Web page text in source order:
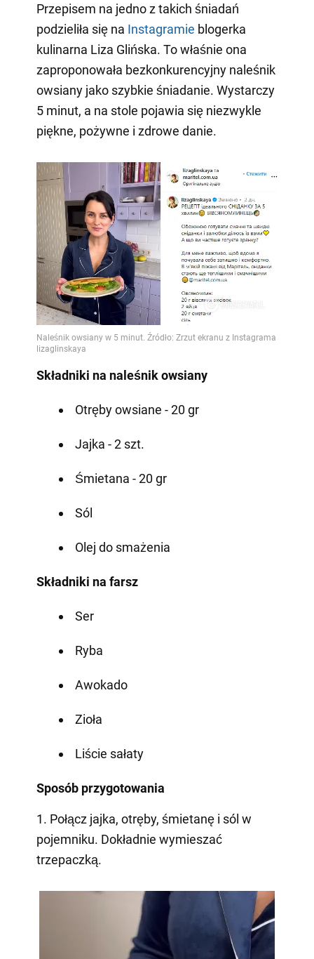
Przepisem na jedno z takich śniadań
podzieliła się na Instagramie blogerka
kulinarna Liza Glińska. To właśnie ona
zaproponowała bezkonkurencyjny naleśnik
owsiany jako szybkie śniadanie. Wystarczy
5 minut, a na stole pojawia się niezwykle
piękne, pożywne i zdrowe danie.
Składniki na naleśnik owsiany
Otręby owsiane - 20 gr
Jajka - 2 szt.
Śmietana - 20 gr
Sól
Olej do smażenia
Składniki na farsz
Ser
Ryba
Awokado
Zioła
Liście sałaty
Sposób przygotowania
1. Połącz jajka, otręby, śmietanę i sól w
pojemniku. Dokładnie wymieszać
trzepaczką.